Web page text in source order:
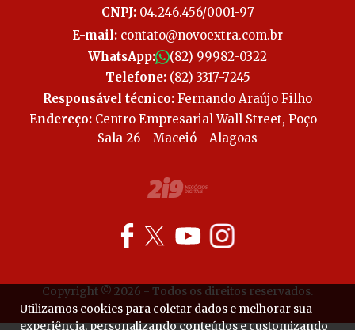
CNPJ:04.246.456/0001-97
E-mail: contato@novoextra.com.br
WhatsApp:
(82) 99982-0322
Telefone:(82) 3317-7245
Responsável técnico: Fernando Araújo Filho
Endereço:Centro Empresarial Wall Street, Poço -
Sala 26 - Maceió - Alagoas
Copyright © 2026 - Todos os direitos reservados.
Utilizamos cookies para coletar dados e melhorar sua
experiência, personalizando conteúdos e customizando